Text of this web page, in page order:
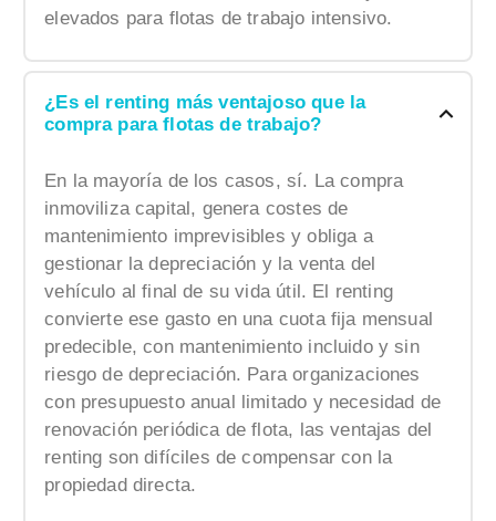
elevados para flotas de trabajo intensivo.
¿Es el renting más ventajoso que la
compra para flotas de trabajo?
En la mayoría de los casos, sí. La compra
inmoviliza capital, genera costes de
mantenimiento imprevisibles y obliga a
gestionar la depreciación y la venta del
vehículo al final de su vida útil. El renting
convierte ese gasto en una cuota fija mensual
predecible, con mantenimiento incluido y sin
riesgo de depreciación. Para organizaciones
con presupuesto anual limitado y necesidad de
renovación periódica de flota, las ventajas del
renting son difíciles de compensar con la
propiedad directa.